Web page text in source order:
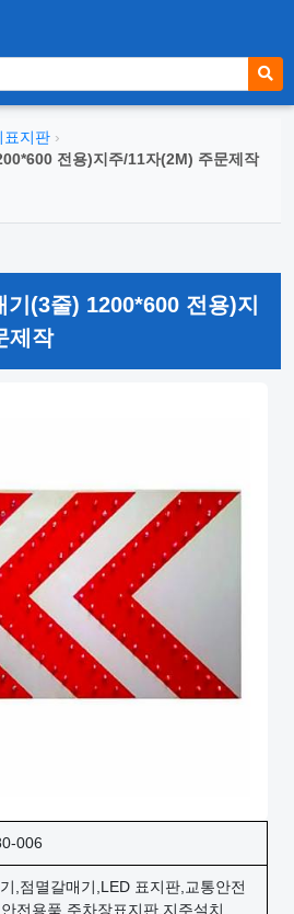
표지판 ›
전용)지주/11자(2M) 주문제작
기(3줄) 1200*600 전용)지
제작
006
,점멸갈매기,LED 표지판,교통안전
전용품,주차장표지판,지주설치